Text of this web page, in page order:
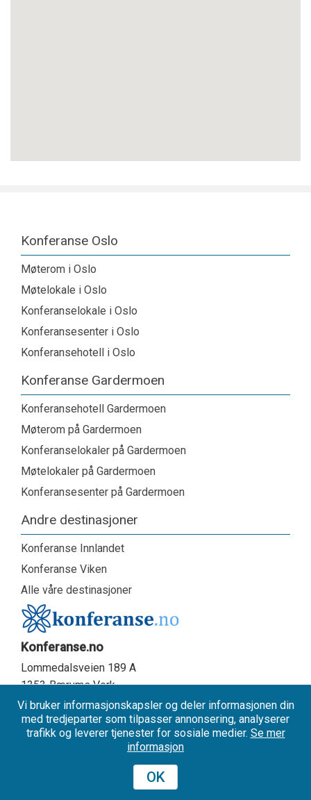
Konferanse Oslo
Møterom i Oslo
Møtelokale i Oslo
Konferanselokale i Oslo
Konferansesenter i Oslo
Konferansehotell i Oslo
Konferanse Gardermoen
Konferansehotell Gardermoen
Møterom på Gardermoen
Konferanselokaler på Gardermoen
Møtelokaler på Gardermoen
Konferansesenter på Gardermoen
Andre destinasjoner
Konferanse Innlandet
Konferanse Viken
Alle våre destinasjoner
Konferanse.no
Lommedalsveien 189 A
1353 Bærums Verk
Tel:+47 67 13 43 00
E-mail:post@konferanse.no
Startsiden:
Persondatapolitikk
Vi bruker informasjonskapsler og deler informasjonen din
med tredjeparter som tilpasser annonsering, analyserer
trafikk og leverer tjenester for sosiale medier. Se mer
informasjon
OK